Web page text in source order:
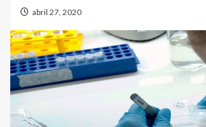
abril 27, 2020